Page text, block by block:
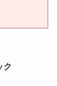
ク